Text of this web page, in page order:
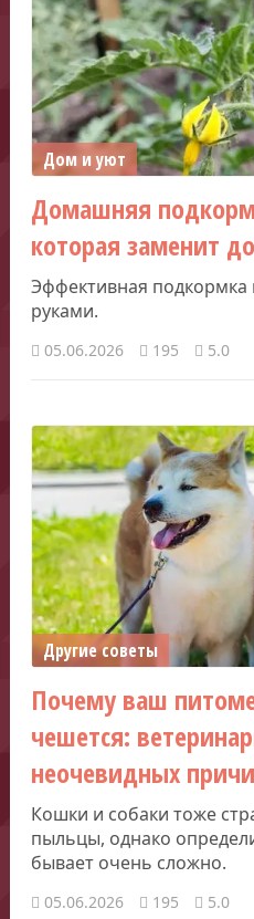
Дом и уют
Домашняя
которая заменит
Эффективная
руками.
05.06.2026 195 5.0
Другие советы
Почему ваш
чешется:
неочевидных
Кошки и собаки тоже
пыльцы, однако
бывает очень сложно.
05.06.2026 195 5.0